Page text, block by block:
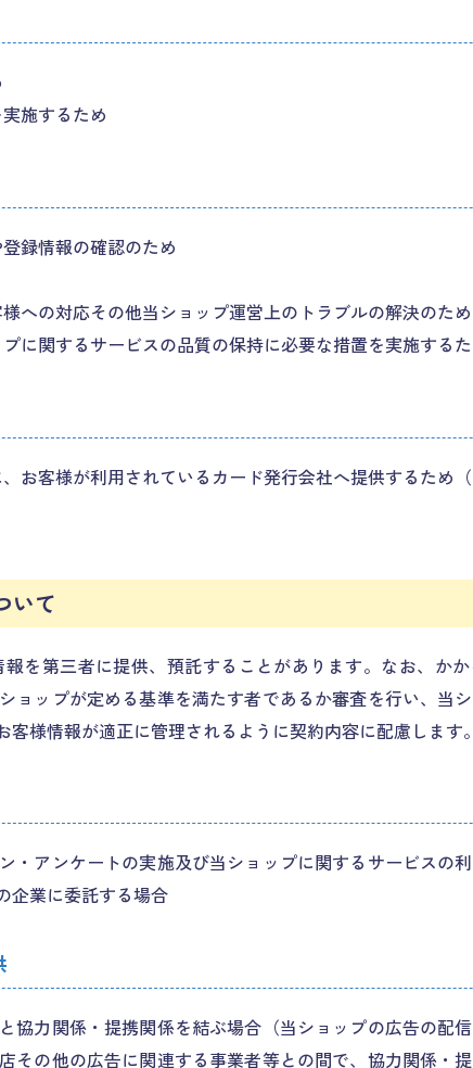
施するため
録情報の確認のため
への対応その他当ショップ運営上のトラブルの解決のため
に関するサービスの品質の保持に必要な措置を実施する
お客様が利用されているカード発行会社へ提供するため
いて
を第三者に提供、預託することがあります。なお、か
ョップが定める基準を満たす者であるか審査を行い、当
様情報が適正に管理されるように契約内容に配慮します。
・アンケートの実施及び当ショップに関するサービスの
企業に委託する場合
協力関係・提携関係を結ぶ場合（当ショップの広告の配
その他の広告に関連する事業者等との間で、協力関係・